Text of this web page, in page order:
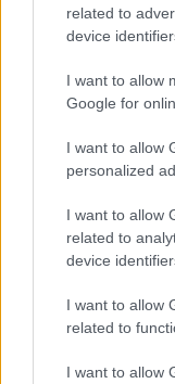
related to
device
I want to allow
Google for
I want to allow
personalized
I want to allow
related to
device
I want to allow
related to
I want to allow